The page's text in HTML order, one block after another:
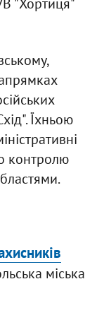
Їхньою
контролю
міська